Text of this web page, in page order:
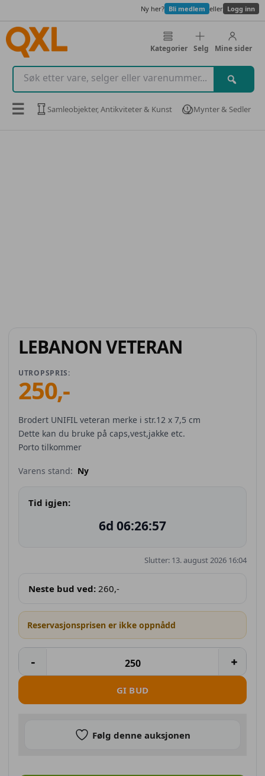
Ny her? Bli medlem eller Logg inn
Kategorier Selg Mine sider
☰ Samleobjekter, Antikviteter & Kunst Mynter & Sedler
LEBANON VETERAN
UTROPSPRIS:
250,-
Brodert UNIFIL veteran merke i str.12 x 7,5 cm
Dette kan du bruke på caps,vest,jakke etc.
Porto tilkommer
Varens stand: Ny
Tid igjen:
6d 06:26:57
Slutter: 13. august 2026 16:04
Neste bud ved: 260,-
Reservasjonsprisen er ikke oppnådd
GI BUD
Følg denne auksjonen